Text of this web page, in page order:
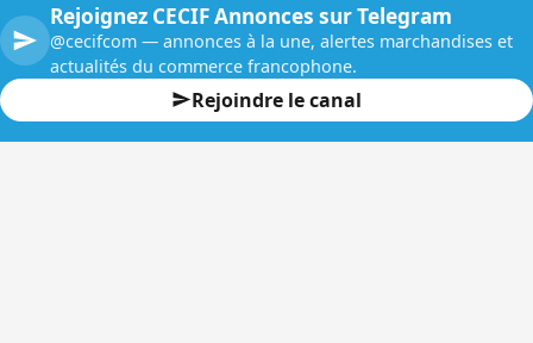
Rejoignez CECIF Annonces sur Telegram
@cecifcom — annonces à la une, alertes marchandises et
actualités du commerce francophone.
Rejoindre le canal